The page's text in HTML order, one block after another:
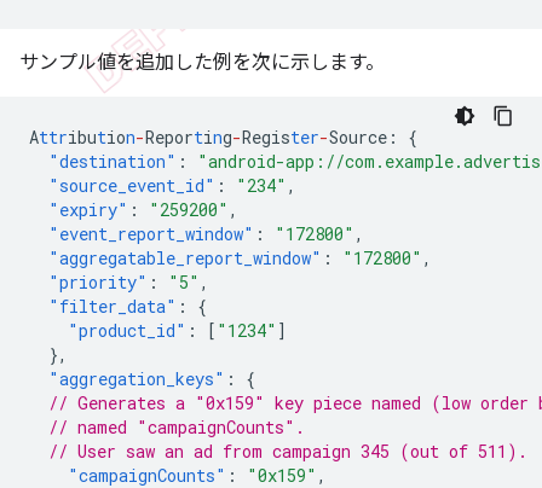
サンプル値を追加した例を次に示します。
Attribution-Reporting-Register-Source :
{
"destination" :
"android-app://
"source_event_id" : "234" ,
"expiry" : "259200" ,
"event_report_window" : "172800" ,
"aggregatable_report_window" : "172800" ,
"priority" : "5" ,
"filter_data" :
{
"product_id" : [ "1234" ]
},
"aggregation_keys" :
{
// Generates a "0x159" key piece named (low
// named "campaignCounts".
// User saw an ad from campaign 345 (out of 511).
"campaignCounts" : "0x159" ,